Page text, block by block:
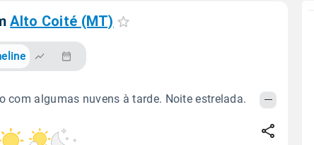
Alto Coité (MT)
com algumas nuvens à tarde. Noite estrelada.